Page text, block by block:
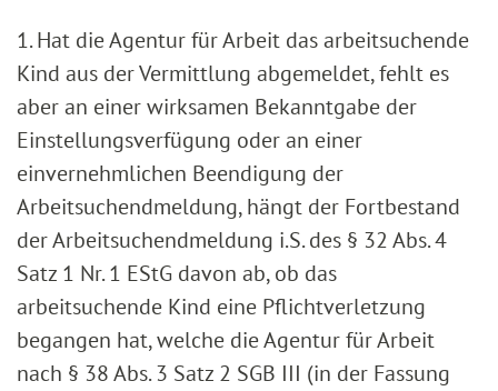
1. Hat die Agentur für Arbeit das arbeitsuchende
Kind aus der Vermittlung abgemeldet, fehlt es
aber an einer wirksamen Bekanntgabe der
Einstellungsverfügung oder an einer
einvernehmlichen Beendigung der
Arbeitsuchendmeldung, hängt der Fortbestand
der Arbeitsuchendmeldung i.S. des § 32 Abs. 4
Satz 1 Nr. 1 EStG davon ab, ob das
arbeitsuchende Kind eine Pflichtverletzung
begangen hat, welche die Agentur für Arbeit
nach § 38 Abs. 3 Satz 2 SGB III (in der Fassung